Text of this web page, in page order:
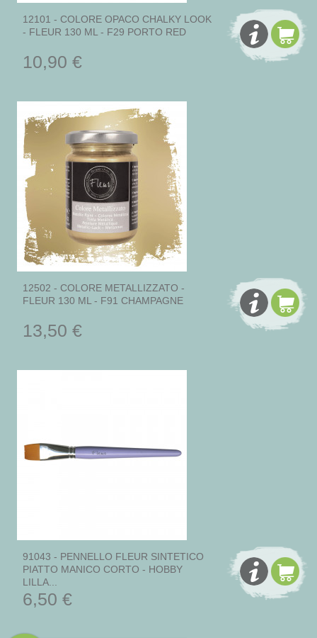
12101 - COLORE OPACO CHALKY LOOK
- FLEUR 130 ML - F29 PORTO RED
10,90 €
12502 - COLORE METALLIZZATO -
FLEUR 130 ML - F91 CHAMPAGNE
13,50 €
91043 - PENNELLO FLEUR SINTETICO
PIATTO MANICO CORTO - HOBBY
LILLA...
6,50 €